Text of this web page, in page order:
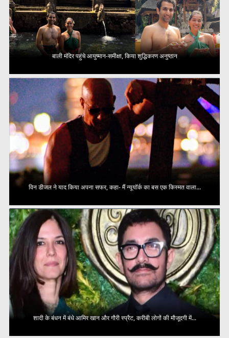
बाली मंदिर पहुंचे आयुष्मान-समीक्षा, किया शुद्धिकरण अनुष्ठान
विन डीजल ने याद किया अपना सफर, कहा- मैं न्यूयॉर्क का बस एक किस्मत वाला...
शादी के बंधन में बंधे आमिर खान और गौरी स्प्रैट, करीबी लोगों की मौजूदगी में...